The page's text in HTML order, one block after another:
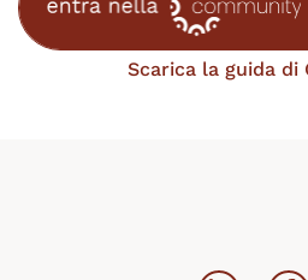
Scarica la guida di